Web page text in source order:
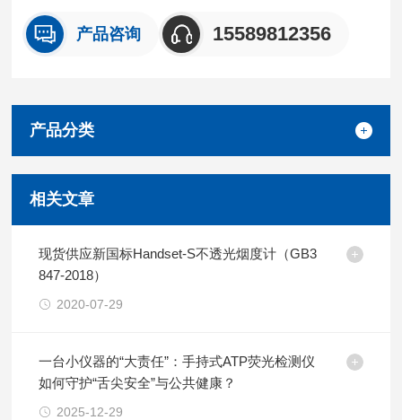
产品咨询 15589812356
产品分类
相关文章
现货供应新国标Handset-S不透光烟度计（GB3
847-2018）
2020-07-29
一台小仪器的“大责任”：手持式ATP荧光检测仪
如何守护“舌尖安全”与公共健康？
2025-12-29